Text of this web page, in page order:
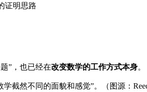
证明思路
”，也已经在改变数学的工作方式本身。
然不同的面貌和感觉”。（图源：